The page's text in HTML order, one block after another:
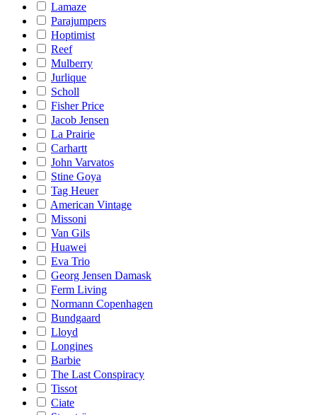
Lamaze
Parajumpers
Hoptimist
Reef
Mulberry
Jurlique
Scholl
Fisher Price
Jacob Jensen
La Prairie
Carhartt
John Varvatos
Stine Goya
Tag Heuer
American Vintage
Missoni
Van Gils
Huawei
Eva Trio
Georg Jensen Damask
Ferm Living
Normann Copenhagen
Bundgaard
Lloyd
Longines
Barbie
The Last Conspiracy
Tissot
Ciate